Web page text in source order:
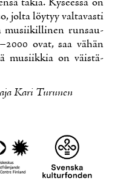
jol­ta löy­tyy val­ta­vas­ti
musii­kil­li­nen run­sau­
ovat, saa vä­hän
musiik­kia on väis­tä­
Ka­ri Tu­ru­nen